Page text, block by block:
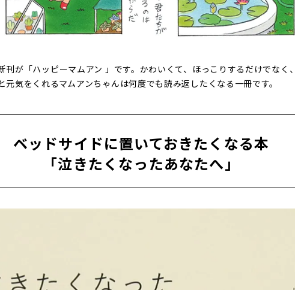
刊が「ハッピーマムアン 」です。かわいくて、ほっこりするだけでなく
元気をくれるマムアンちゃんは何度でも読み返したくなる一冊です。
ベッドサイドに置いておきたくなる本
「泣きたくなったあなたへ」